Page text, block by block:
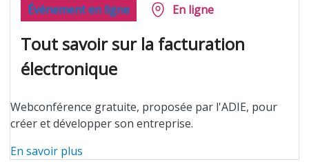
Tout savoir sur la facturation
électronique
Événement en ligne En ligne
Webconférence gratuite, proposée par l'ADIE, pour
créer et développer son entreprise.
En savoir plus